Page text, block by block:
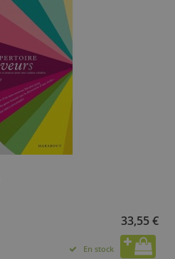
33,55 €
En stock